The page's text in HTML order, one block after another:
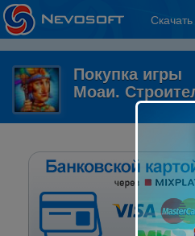
Покупка игры
Моаи.